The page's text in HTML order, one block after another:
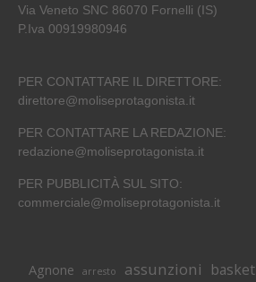
Via Veneto SNC 86070 Fornelli (IS)
P.Iva 00919980946
PER CONTATTARE IL DIRETTORE:
direttore@moliseprotagonista.it
PER CONTATTARE LA REDAZIONE:
redazione@moliseprotagonista.it
PER PUBBLICITÀ SUL SITO:
commerciale@moliseprotagonista.it
Agnone arresto assunzioni basket